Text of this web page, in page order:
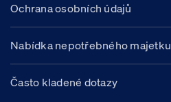
Ochrana osobních údajů
Nabídka nepotřebného majetku
Často kladené dotazy